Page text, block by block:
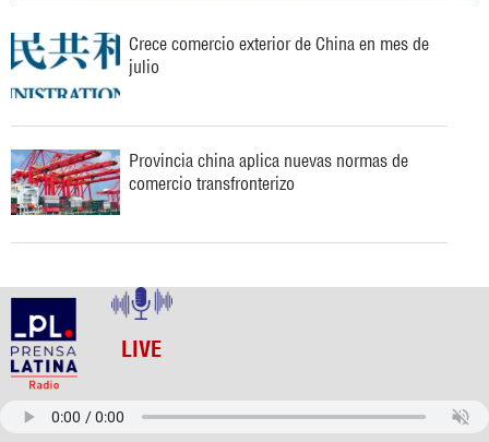
Crece comercio exterior de China en mes de
julio
Provincia china aplica nuevas normas de
comercio transfronterizo
LIVE